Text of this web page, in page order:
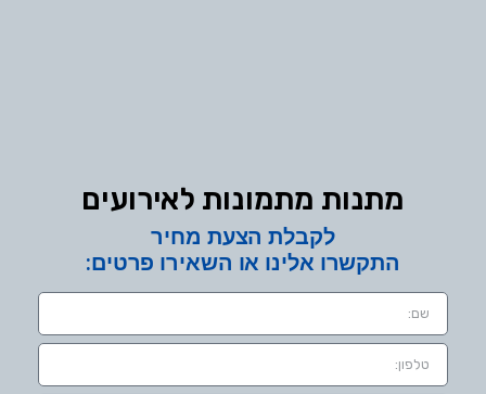
מתנות מתמונות לאירועים
לקבלת הצעת מחיר
התקשרו אלינו או השאירו פרטים: